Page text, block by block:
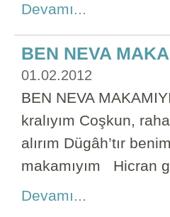
Devamı...
BEN NEVA
01.02.2012
BEN NEVA
kralıyım Coşkun,
alırım Dügâh’tır
makamıyım Hicran
Devamı...